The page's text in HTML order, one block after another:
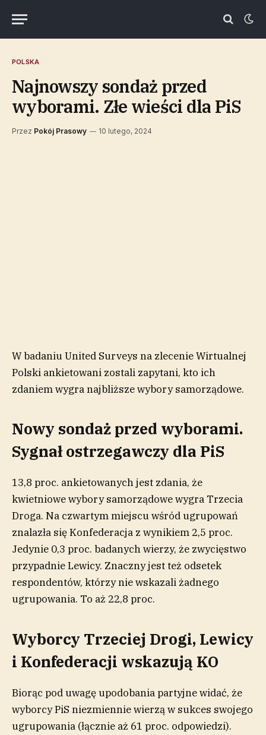
POLSKA
Najnowszy sondaż przed
wyborami. Złe wieści dla PiS
Przez Pokój Prasowy 10 lutego, 2024
W badaniu United Surveys na zlecenie Wirtualnej
Polski ankietowani zostali zapytani, kto ich
zdaniem wygra najbliższe wybory samorządowe.
Nowy sondaż przed wyborami.
Sygnał ostrzegawczy dla PiS
13,8 proc. ankietowanych jest zdania, że
kwietniowe wybory samorządowe wygra Trzecia
Droga. Na czwartym miejscu wśród ugrupowań
znalazła się Konfederacja z wynikiem 2,5 proc.
Jedynie 0,3 proc. badanych wierzy, że zwycięstwo
przypadnie Lewicy. Znaczny jest też odsetek
respondentów, którzy nie wskazali żadnego
ugrupowania. To aż 22,8 proc.
Wyborcy Trzeciej Drogi, Lewicy
i Konfederacji wskazują KO
Biorąc pod uwagę upodobania partyjne widać, że
wyborcy PiS niezmiennie wierzą w sukces swojego
ugrupowania (łącznie aż 61 proc. odpowiedzi).